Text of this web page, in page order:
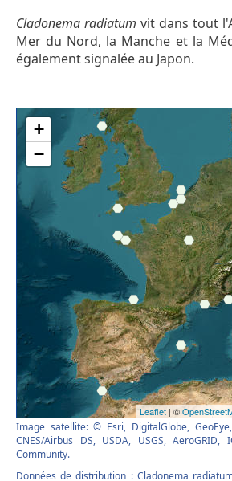
Cladonema radiatum vit dans tout
Mer du Nord, la Manche et la
également signalée au Japon.
Image satellite: © Esri, DigitalGlobe,
CNES/Airbus DS, USDA, USGS,
Community.
Données de distribution : Cladonema